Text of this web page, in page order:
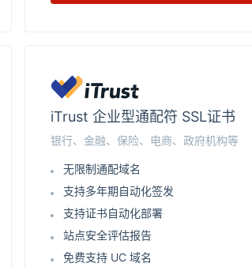
iTrust 企业型通配符 SSL证书
银行、金融、保险、电商、政府机构等
无限制通配域名
支持多年期自动化签发
支持证书自动化部署
站点安全评估报告
免费支持 UC 域名